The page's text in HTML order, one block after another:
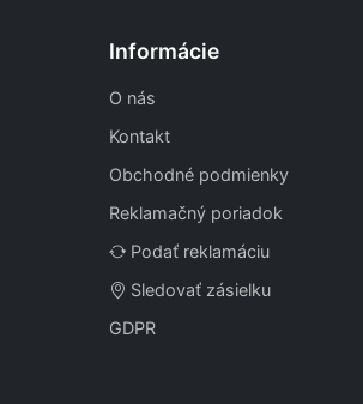
Informácie
O nás
Kontakt
Obchodné podmienky
Reklamačný poriadok
Podať reklamáciu
Sledovať zásielku
GDPR